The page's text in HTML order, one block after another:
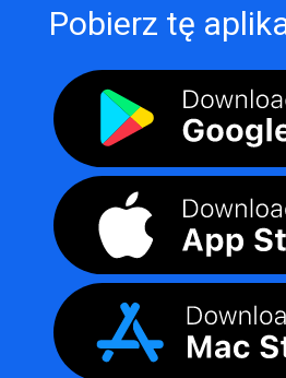
Pobierz tę